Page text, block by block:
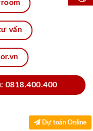
vấn
0818.400.400
Dự toán Online